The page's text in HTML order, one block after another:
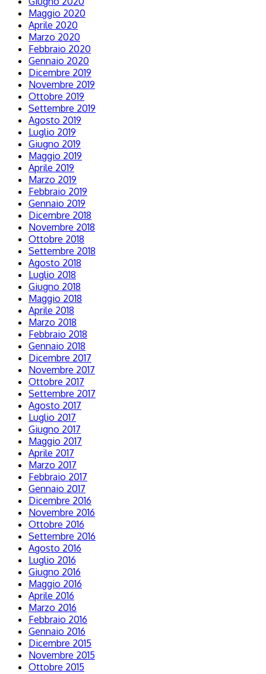
Maggio 2020
Aprile 2020
Marzo 2020
Febbraio 2020
Gennaio 2020
Dicembre 2019
Novembre 2019
Ottobre 2019
Settembre 2019
Agosto 2019
Luglio 2019
Giugno 2019
Maggio 2019
Aprile 2019
Marzo 2019
Febbraio 2019
Gennaio 2019
Dicembre 2018
Novembre 2018
Ottobre 2018
Settembre 2018
Agosto 2018
Luglio 2018
Giugno 2018
Maggio 2018
Aprile 2018
Marzo 2018
Febbraio 2018
Gennaio 2018
Dicembre 2017
Novembre 2017
Ottobre 2017
Settembre 2017
Agosto 2017
Luglio 2017
Giugno 2017
Maggio 2017
Aprile 2017
Marzo 2017
Febbraio 2017
Gennaio 2017
Dicembre 2016
Novembre 2016
Ottobre 2016
Settembre 2016
Agosto 2016
Luglio 2016
Giugno 2016
Maggio 2016
Aprile 2016
Marzo 2016
Febbraio 2016
Gennaio 2016
Dicembre 2015
Novembre 2015
Ottobre 2015